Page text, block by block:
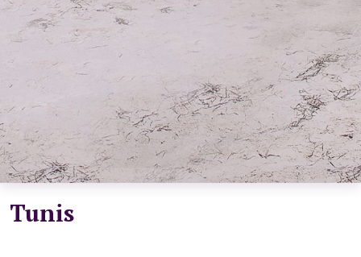
Kosmopolit Destinacije Tunis
Tunis